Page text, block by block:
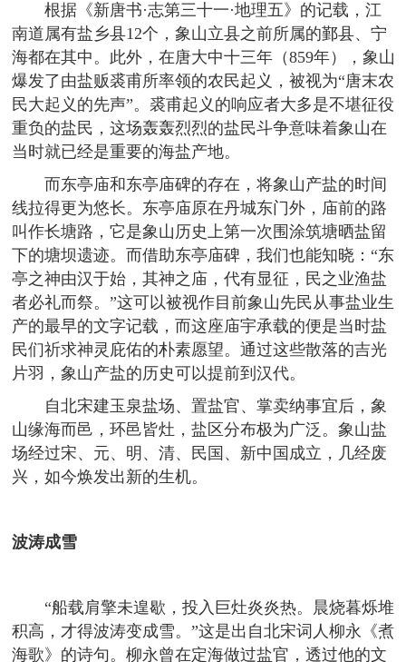
根据《新唐书·志第三十一·地理五》的记载，江
南道属有盐乡县12个，象山立县之前所属的鄞县、宁
海都在其中。此外，在唐大中十三年（859年），象山
爆发了由盐贩裘甫所率领的农民起义，被视为“唐末农
民大起义的先声”。裘甫起义的响应者大多是不堪征役
重负的盐民，这场轰轰烈烈的盐民斗争意味着象山在
当时就已经是重要的海盐产地。
而东亭庙和东亭庙碑的存在，将象山产盐的时间
线拉得更为悠长。东亭庙原在丹城东门外，庙前的路
叫作长塘路，它是象山历史上第一次围涂筑塘晒盐留
下的塘坝遗迹。而借助东亭庙碑，我们也能知晓：“东
亭之神由汉于始，其神之庙，代有显征，民之业渔盐
者必礼而祭。”这可以被视作目前象山先民从事盐业生
产的最早的文字记载，而这座庙宇承载的便是当时盐
民们祈求神灵庇佑的朴素愿望。通过这些散落的吉光
片羽，象山产盐的历史可以提前到汉代。
自北宋建玉泉盐场、置盐官、掌卖纳事宜后，象
山缘海而邑，环邑皆灶，盐区分布极为广泛。象山盐
场经过宋、元、明、清、民国、新中国成立，几经废
兴，如今焕发出新的生机。
波涛成雪
“船载肩擎未遑歇，投入巨灶炎炎热。晨烧暮烁堆
积高，才得波涛变成雪。”这是出自北宋词人柳永《煮
海歌》的诗句。柳永曾在定海做过盐官，透过他的文